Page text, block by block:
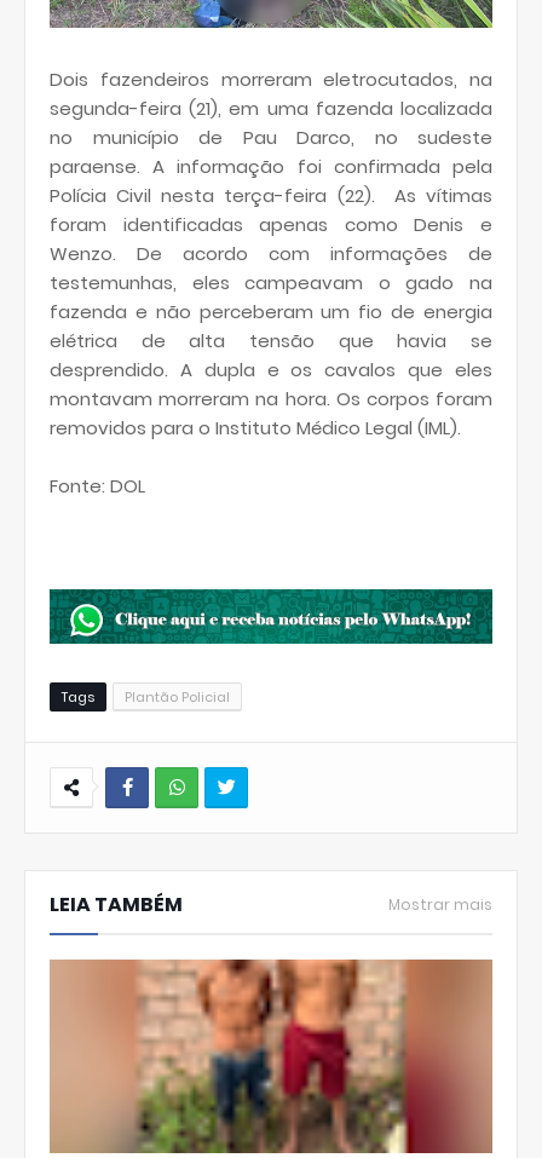
Dois fazendeiros morreram eletrocutados, na
segunda-feira (21), em uma fazenda localizada
no município de Pau Darco, no sudeste
paraense. A informação foi confirmada pela
Polícia Civil nesta terça-feira (22). As vítimas
foram identificadas apenas como Denis e
Wenzo. De acordo com informações de
testemunhas, eles campeavam o gado na
fazenda e não perceberam um fio de energia
elétrica de alta tensão que havia se
desprendido. A dupla e os cavalos que eles
montavam morreram na hora. Os corpos foram
removidos para o Instituto Médico Legal (IML).
Fonte: DOL
Tags Plantão Policial
hats
Ap
LEIA TAMBÉM Mostrar mais